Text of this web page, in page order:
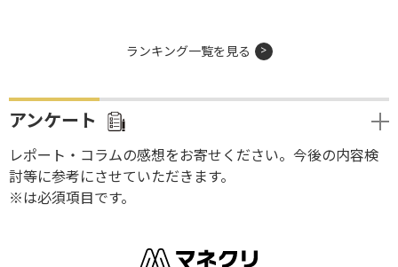
ランキング一覧を見る
アンケート
レポート・コラムの感想をお寄せください。今後の内容検
討等に参考にさせていただきます。
※は必須項目です。